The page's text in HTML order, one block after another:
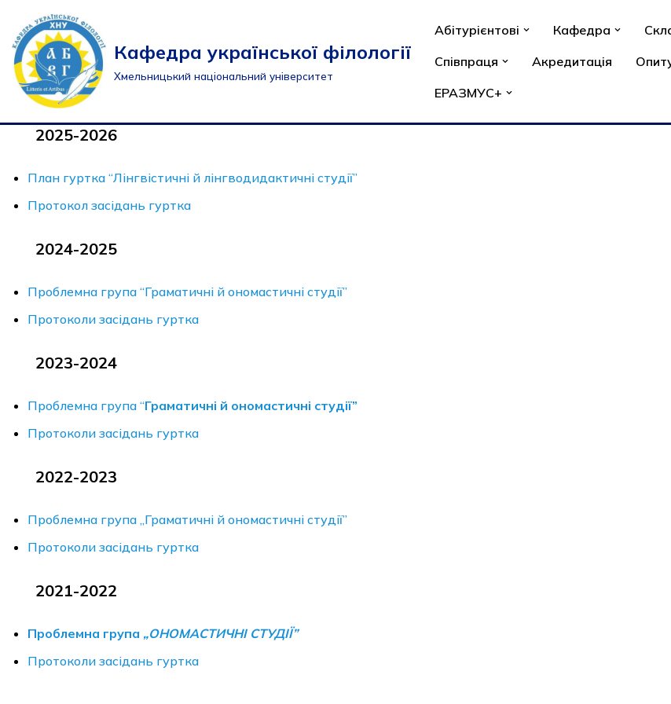
Перейти
до
вмісту
Кафедра української філології
Хмельницький національний університет
Абітурієнтові Кафедра
Співпраця
Акредитація
ЕРАЗМУС+
2025-2026
План гуртка “Лінгвістичні й лінгводидактичні студії”
Протокол засідань гуртка
2024-2025
Проблемна група “Граматичні й ономастичні студії”
Протоколи засідань гуртка
2023-2024
Проблемна група “Граматичні й ономастичні студії”
Протоколи засідань гуртка
2022-2023
Проблемна група „Граматичні й ономастичні студії”
Протоколи засідань гуртка
2021-2022
Проблемна група „ОНОМАСТИЧНІ СТУДІЇ”
Протоколи засідань гуртка